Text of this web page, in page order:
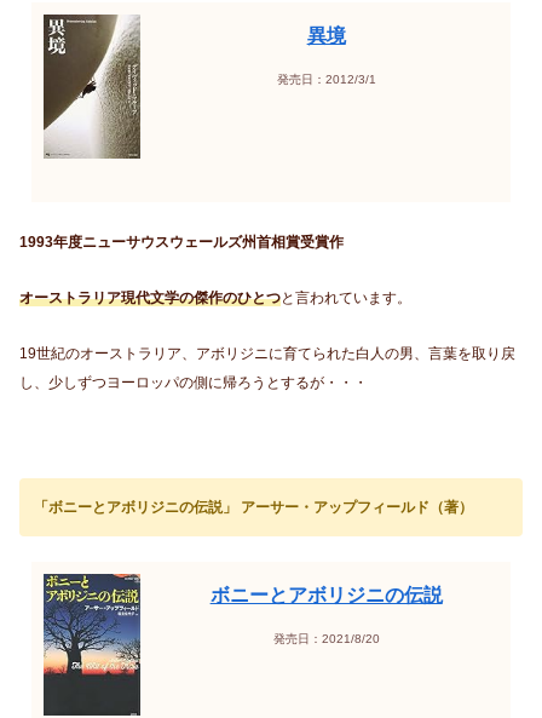
異境
発売日：2012/3/1
1993年度ニューサウスウェールズ州首相賞受賞作
オーストラリア現代文学の傑作のひとつと言われています。
19世紀のオーストラリア、アボリジニに育てられた白人の男、言葉を取り戻
し、少しずつヨーロッパの側に帰ろうとするが・・・
「ボニーとアボリジニの伝説」 アーサー・アップフィールド（著）
ボニーとアボリジニの伝説
発売日：2021/8/20